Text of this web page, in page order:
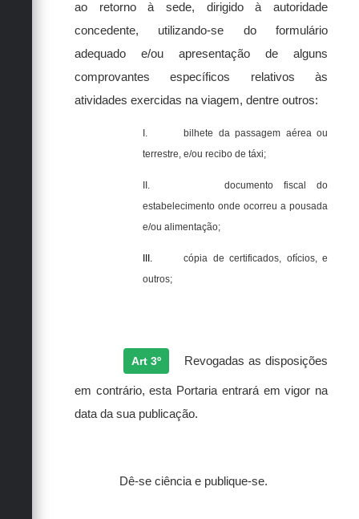
ao retorno à sede, dirigido à autoridade
concedente, utilizando-se do formulário
adequado e/ou apresentação de alguns
comprovantes específicos relativos às
atividades exercidas na viagem, dentre outros:
I.
bilhete da passagem aérea ou
terrestre, e/ou recibo de táxi;
II.
documento fiscal do
estabelecimento onde ocorreu a pousada
e/ou alimentação;
III.
cópia de certificados, ofícios, e
outros;
Art 3º Revogadas as disposições
em contrário, esta Portaria entrará em vigor na
data da sua publicação.
Dê-se ciência e publique-se.